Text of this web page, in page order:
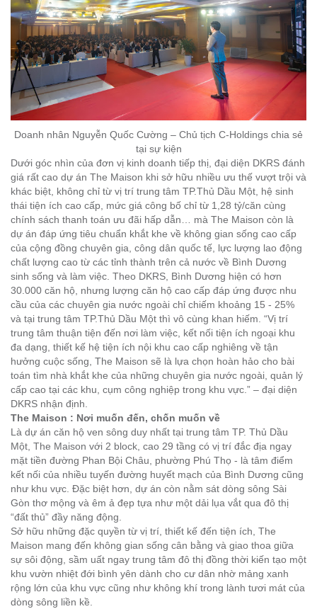
Doanh nhân Nguyễn Quốc Cường – Chủ tịch C-Holdings chia sẻ
tại sự kiện
Dưới góc nhìn của đơn vị kinh doanh tiếp thị, đại diện DKRS đánh
giá rất cao dự án The Maison khi sở hữu nhiều ưu thế vượt trội và
khác biệt, không chỉ từ vị trí trung tâm TP.Thủ Dầu Một, hệ sinh
thái tiện ích cao cấp, mức giá công bố chỉ từ 1,28 tỷ/căn cùng
chính sách thanh toán ưu đãi hấp dẫn… mà The Maison còn là
dự án đáp ứng tiêu chuẩn khắt khe về không gian sống cao cấp
của cộng đồng chuyên gia, công dân quốc tế, lực lượng lao động
chất lượng cao từ các tỉnh thành trên cả nước về Bình Dương
sinh sống và làm việc. Theo DKRS, Bình Dương hiện có hơn
30.000 căn hộ, nhưng lượng căn hộ cao cấp đáp ứng được nhu
cầu của các chuyên gia nước ngoài chỉ chiếm khoảng 15 - 25%
và tại trung tâm TP.Thủ Dầu Một thì vô cùng khan hiếm. “Vị trí
trung tâm thuận tiện đến nơi làm việc, kết nối tiện ích ngoại khu
đa dạng, thiết kế hệ tiện ích nội khu cao cấp nghiêng về tận
hưởng cuộc sống, The Maison sẽ là lựa chọn hoàn hảo cho bài
toán tìm nhà khắt khe của những chuyên gia nước ngoài, quản lý
cấp cao tại các khu, cụm công nghiệp trong khu vực.” – đại diện
DKRS nhận định.
The Maison : Nơi muốn đến, chốn muốn về
Là dự án căn hộ ven sông duy nhất tại trung tâm TP. Thủ Dầu
Một, The Maison với 2 block, cao 29 tầng có vị trí đắc địa ngay
mặt tiền đường Phan Bội Châu, phường Phú Thọ - là tâm điểm
kết nối của nhiều tuyến đường huyết mạch của Bình Dương cũng
như khu vực. Đặc biệt hơn, dự án còn nằm sát dòng sông Sài
Gòn thơ mộng và êm ả đẹp tựa như một dải lụa vắt qua đô thị
“đất thủ” đầy năng động.
Sở hữu những đặc quyền từ vị trí, thiết kế đến tiện ích, The
Maison mang đến không gian sống cân bằng và giao thoa giữa
sự sôi động, sầm uất ngay trung tâm đô thị đồng thời kiến tạo một
khu vườn nhiệt đới bình yên dành cho cư dân nhờ mảng xanh
rộng lớn của khu vực cũng như không khí trong lành tươi mát của
dòng sông liền kề.